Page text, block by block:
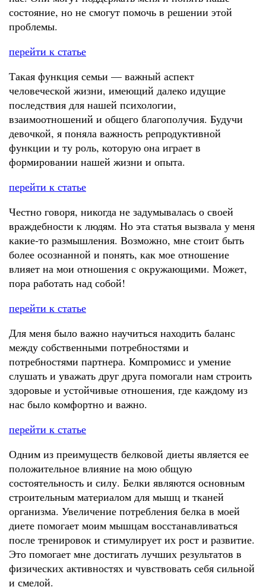
состояние, но не смогут помочь в решении этой
проблемы.
перейти к статье
Такая функция семьи — важный аспект
человеческой жизни, имеющий далеко идущие
последствия для нашей психологии,
взаимоотношений и общего благополучия. Будучи
девочкой, я поняла важность репродуктивной
функции и ту роль, которую она играет в
формировании нашей жизни и опыта.
перейти к статье
Честно говоря, никогда не задумывалась о своей
враждебности к людям. Но эта статья вызвала у меня
какие-то размышления. Возможно, мне стоит быть
более осознанной и понять, как мое отношение
влияет на мои отношения с окружающими. Может,
пора работать над собой!
перейти к статье
Для меня было важно научиться находить баланс
между собственными потребностями и
потребностями партнера. Компромисс и умение
слушать и уважать друг друга помогали нам строить
здоровые и устойчивые отношения, где каждому из
нас было комфортно и важно.
перейти к статье
Одним из преимуществ белковой диеты является ее
положительное влияние на мою общую
состоятельность и силу. Белки являются основным
строительным материалом для мышц и тканей
организма. Увеличение потребления белка в моей
диете помогает моим мышцам восстанавливаться
после тренировок и стимулирует их рост и развитие.
Это помогает мне достигать лучших результатов в
физических активностях и чувствовать себя сильной
и смелой.